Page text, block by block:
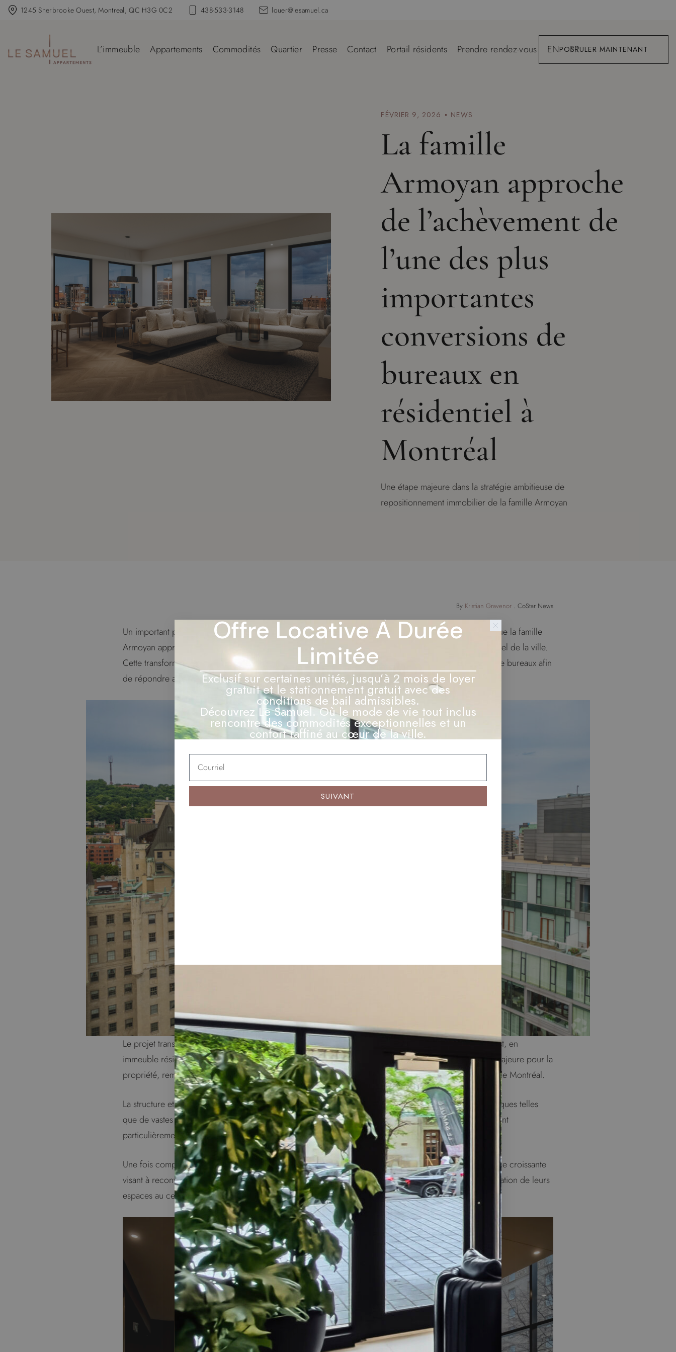
1245 Sherbrooke Ouest, Montreal, QC H3G 0C2 438-533-3148 louer@lesamuel.ca
L’immeuble Appartements Commodités Quartier Presse Contact Portail résidents Prendre rendez-vous EN FR
POSTULER MAINTENANT
FÉVRIER 9, 2026 NEWS
La famille
Armoyan approche
de l’achèvement de
l’une des plus
importantes
conversions de
bureaux en
résidentiel à
Montréal
Une étape majeure dans la stratégie ambitieuse de
repositionnement immobilier de la famille Armoyan
By Kristian Gravenor . CoStar News
Un important projet de redéveloppement au centre-ville de Montréal entre dans sa phase finale alors que la famille
Armoyan approche de l’achèvement de l’une des plus importantes conversions de bureaux en résidentiel de la ville.
Cette transformation s’inscrit dans une stratégie plus large visant à repositionner d’anciens immeubles de bureaux afin
de répondre aux besoins en habitation.
Le projet transforme l’ancienne tour de bureaux de Standard Life, située au 1245, rue Sherbrooke Ouest, en
immeuble résidentiel sous le nom de Le Samuel. Ce redéveloppement représente une transformation majeure pour la
propriété, remplaçant les espaces de bureaux traditionnels par de nouveaux logements au centre-ville de Montréal.
La structure et la configuration de l’immeuble ont grandement facilité cette conversion. Des caractéristiques telles
que de vastes fenêtres et une conception permettant des espaces intérieurs ouverts ont rendu le bâtiment
particulièrement adapté à un redéveloppement résidentiel.
Une fois complété, le projet marquera une étape importante pour les promoteurs et reflète une tendance croissante
visant à reconvertir d’anciens immeubles de bureaux en logements, alors que les villes repensent l’utilisation de leurs
espaces au centre-ville.
Offre Locative À Durée
Limitée
Exclusif sur certaines unités, jusqu’à 2 mois de loyer
gratuit et le stationnement gratuit avec des
conditions de bail admissibles.
Découvrez Le Samuel. Où le mode de vie tout inclus
rencontre des commodités exceptionnelles et un
confort raffiné au cœur de la ville.
SUIVANT